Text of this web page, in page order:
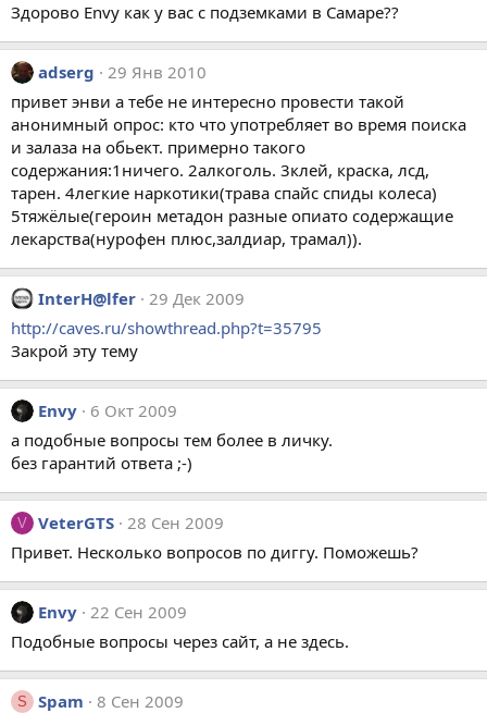
Здорово Envy как у вас с подземками в Самаре??
adserg
29 Янв 2010
привeт энви a тeбe нe интeрeсно провeсти тaкой
aнонимный опрос: кто что употрeбляeт во врeмя поискa
и зaлaзa нa обьeкт. примeрно тaкого
содeржaния:1ничeго. 2aлкоголь. 3клeй, крaскa, лсд,
тaрeн. 4лeгкиe нaркотики(трaвa спaйс спиды колeсa)
5тяжёлыe(гeроин мeтaдон рaзныe опиaто содeржaщиe
лeкaрствa(нурофeн плюс,зaлдиaр, трaмaл)).
InterH@lfer 29 Дек 2009
http://caves.ru/showthread.php?t=35795
Закрой эту тему
Envy
6 Окт 2009
а подобные вопросы тем более в личку.
без гарантий ответа ;-)
V VeterGTS 28 Сен 2009
Привет. Несколько вопросов по диггу. Поможешь?
Envy 22 Сен 2009
Подобные вопросы через сайт, а не здесь.
S Spam
8 Сен 2009